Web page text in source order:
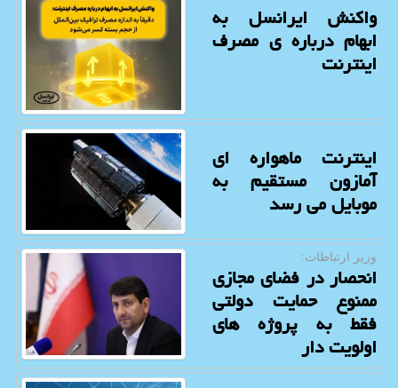
واکنش ایرانسل به
ابهام درباره ی مصرف
اینترنت
اینترنت ماهواره ای
آمازون مستقیم به
موبایل می رسد
وزیر ارتباطات:
انحصار در فضای مجازی
ممنوع حمایت دولتی
فقط به پروژه های
اولویت دار